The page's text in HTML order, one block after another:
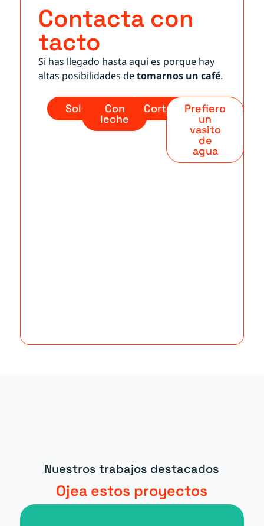
Contacta con
tacto
Si has llegado hasta aquí es porque hay
altas posibilidades detomarnos un café.
Solo Con
leche
CortadoPrefiero
un
vasito
de
agua
Nuestros trabajos destacados
Ojea estos proyectos